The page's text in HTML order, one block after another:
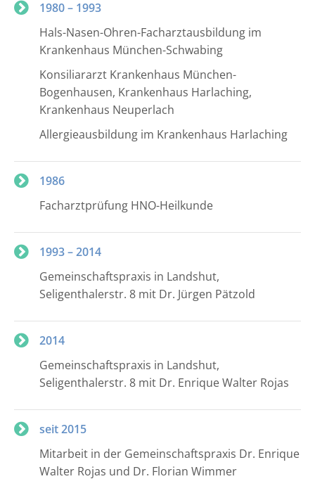
1980 – 1993
Hals-Nasen-Ohren-Facharztausbildung im
Krankenhaus München-Schwabing
Konsiliararzt Krankenhaus München-
Bogenhausen, Krankenhaus Harlaching,
Krankenhaus Neuperlach
Allergieausbildung im Krankenhaus Harlaching
1986
Facharztprüfung HNO-Heilkunde
1993 – 2014
Gemeinschaftspraxis in Landshut,
Seligenthalerstr. 8 mit Dr. Jürgen Pätzold
2014
Gemeinschaftspraxis in Landshut,
Seligenthalerstr. 8 mit Dr. Enrique Walter Rojas
seit 2015
Mitarbeit in der Gemeinschaftspraxis Dr. Enrique
Walter Rojas und Dr. Florian Wimmer